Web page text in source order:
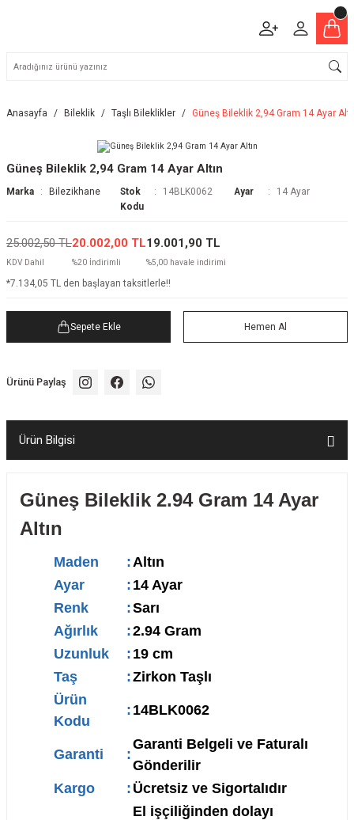
Anasayfa Bileklik Taşlı Bileklikler Güneş Bileklik 2,94 Gram 14 Ayar
Güneş Bileklik 2,94 Gram 14 Ayar Altın
Marka Bilezikhane
Stok
Kodu
14BLK0062 Ayar 14 Ayar
25.002,50 TL
KDV Dahil
20.002,00 TL
%20 İndirimli
19.001,90 TL
%5,00 havale indirimi
*7.134,05 TL den başlayan taksitlerle!!
Sepete Ekle Hemen Al
Ürünü Paylaş
Ürün Bilgisi
Güneş Bileklik 2.94 Gram 14 Ayar
Altın
Maden :Altın
Ayar
: 14 Ayar
Renk
:Sarı
Ağırlık
:2.94 Gram
Uzunluk
: 19 cm
Taş
:Zirkon Taşlı
Ürün
Kodu
: 14BLK0062
Garanti :
Garanti Belgeli ve Faturalı
Gönderilir
Kargo
: Ücretsiz ve Sigortalıdır
El işçiliğinden dolayı